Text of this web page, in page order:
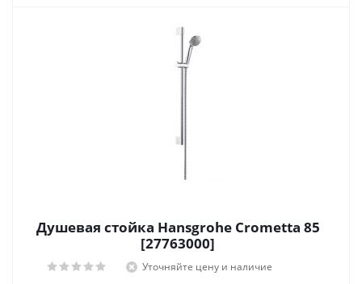
Душевая стойка Hansgrohe Crometta 85
[27763000]
Уточняйте цену и наличие